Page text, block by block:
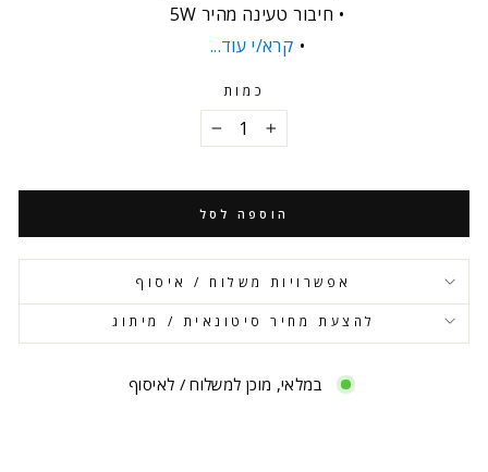
חיבור טעינה מהיר 5W
קרא/י עוד...
כמות
+
הוספה לסל
אפשרויות משלוח / איסוף
להצעת מחיר סיטונאית / מיתוג
במלאי, מוכן למשלוח / לאיסוף